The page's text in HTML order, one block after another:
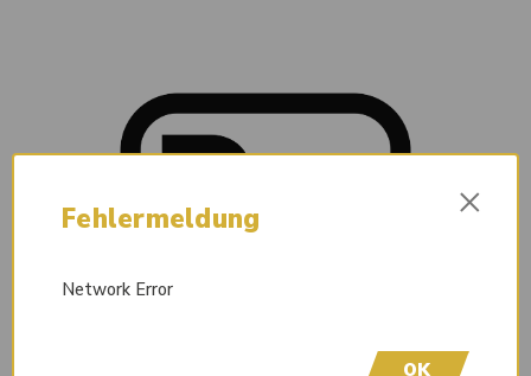
Fehlermeldung ×
Network Error
OK